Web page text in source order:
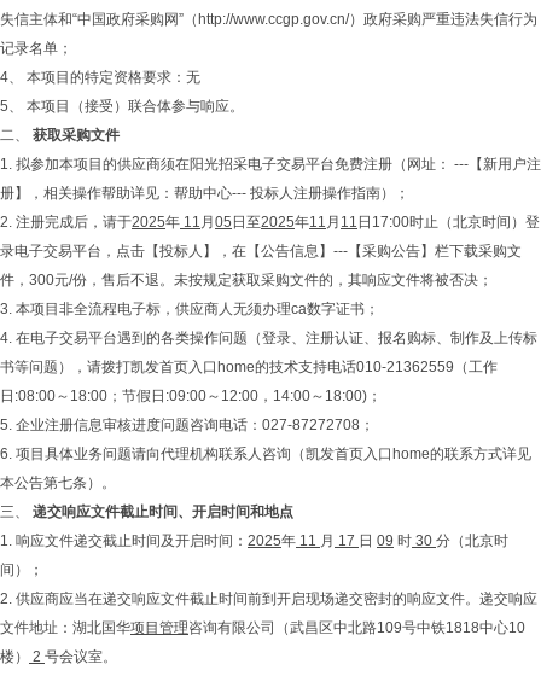
失信主体和“中国政府采购网”（http://www.ccgp.gov.cn/）政府采购严重违法失信行为
记录名单；
4、 本项目的特定资格要求：无
5、 本项目（接受）联合体参与响应。
二、 获取采购文件
1. 拟参加本项目的供应商须在阳光招采电子交易平台免费注册（网址： ---【新用户注
册】，相关操作帮助详见：帮助中心--- 投标人注册操作指南）；
2. 注册完成后，请于2025年 11 月 05 日至2025年11 月 11 日17:00时止（北京时间）登
录电子交易平台，点击【投标人】，在【公告信息】---【采购公告】栏下载采购文
件，300元/份，售后不退。未按规定获取采购文件的，其响应文件将被否决；
3. 本项目非全流程电子标，供应商人无须办理ca数字证书；
4. 在电子交易平台遇到的各类操作问题（登录、注册认证、报名购标、制作及上传标
书等问题），请拨打凯发首页入口home的技术支持电话010-21362559（工作
日:08:00～18:00；节假日:09:00～12:00，14:00～18:00)；
5. 企业注册信息审核进度问题咨询电话：027-87272708；
6. 项目具体业务问题请向代理机构联系人咨询（凯发首页入口home的联系方式详见
本公告第七条）。
三、 递交响应文件截止时间、开启时间和地点
1. 响应文件递交截止时间及开启时间： 2025年 11 月 17 日 09 时 30 分（北京时
间）；
2. 供应商应当在递交响应文件截止时间前到开启现场递交密封的响应文件。递交响应
文件地址：湖北国华项目管理咨询有限公司（武昌区中北路109号中铁1818中心10
楼）
2 号会议室。